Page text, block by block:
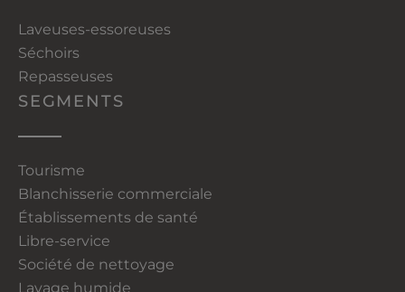
Laveuses-essoreuses
Séchoirs
Repasseuses
SEGMENTS
Tourisme
Blanchisserie commerciale
Établissements de santé
Libre-service
Société de nettoyage
Lavage humide